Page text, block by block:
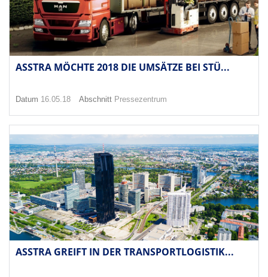
ASSTRA MÖCHTE 2018 DIE UMSÄTZE BEI STÜ...
Datum 16.05.18 Abschnitt Pressezentrum
ASSTRA GREIFT IN DER TRANSPORTLOGISTIK...